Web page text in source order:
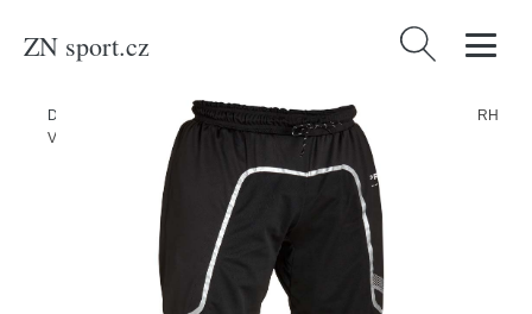
ZN sport.cz Vyhledávání
Domů Oblečení, obuv a doplňky
Bauer Kalhoty Bauer RH
Vapor Pro S20 SR, Senior, M, černá